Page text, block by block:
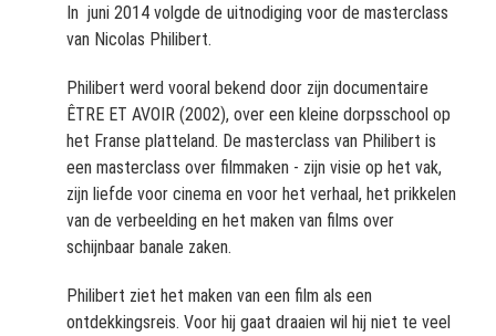
In juni 2014 volgde de uitnodiging voor de masterclass
van Nicolas Philibert.
Philibert werd vooral bekend door zijn documentaire
ÊTRE ET AVOIR (2002), over een kleine dorpsschool op
het Franse platteland. De masterclass van Philibert is
een masterclass over filmmaken - zijn visie op het vak,
zijn liefde voor cinema en voor het verhaal, het prikkelen
van de verbeelding en het maken van films over
schijnbaar banale zaken.
Philibert ziet het maken van een film als een
ontdekkingsreis. Voor hij gaat draaien wil hij niet te veel